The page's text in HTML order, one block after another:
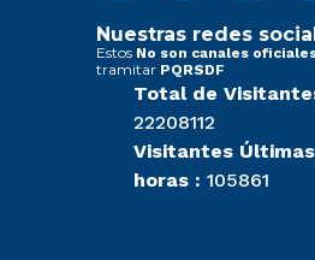
Nuestras redes
Estos No son canales
tramitar PQRSDF
Total de
22208112
Visitantes
horas : 105861